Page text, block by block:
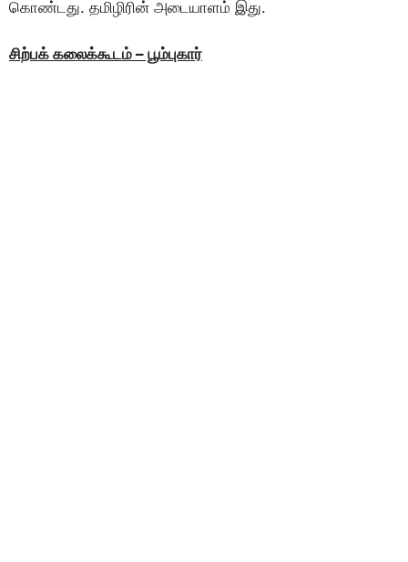
கொண்டது. தமிழிரின் அடையாளம் இது.
சிற்பக் கலைக்கூடம் – பூம்புகார்